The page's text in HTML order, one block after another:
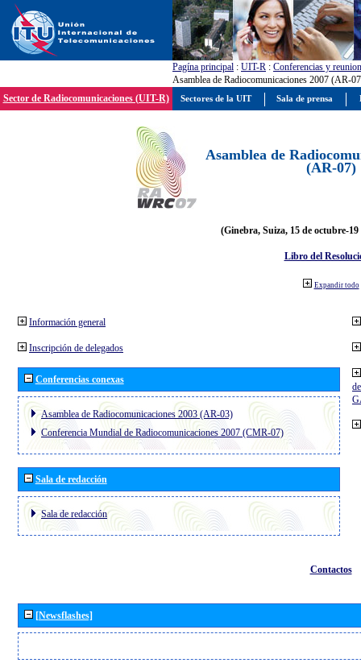
Pagína principal : UIT-R : Conferencias y
Asamblea de Radiocomunicaciones 2007 (AR-
Sector de Radiocomunicaciones (UIT-R)
Asamblea de
(AR-07)
(Ginebra, Suiza, 15 de octubre-19
Libro del
Expandir todo
Información general
Inscripción de delegados
Conferencias conexas
Asamblea de Radiocomunicaciones 2003 (AR-03)
Conferencia Mundial de Radiocomunicaciones 2007 (CMR-07)
Sala de redacción
Sala de redacción
Contactos
[Newsflashes]
Sectores de la UIT Sala de prensa